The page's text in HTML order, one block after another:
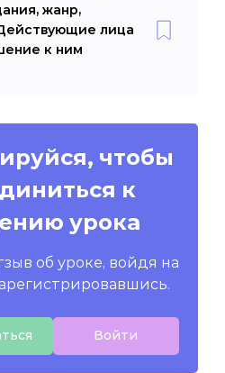
жанр,
лица
к ним
чтобы
к
урока
об уроке, войдя на
Войти